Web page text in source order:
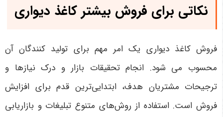
نکاتی برای فروش بیشتر کاغذ دیواری
فروش کاغذ دیواری یک امر مهم برای تولید کنندگان آن
محسوب می شود. انجام تحقیقات بازار و درک نیازها و
ترجیحات مشتریان هدف، ابتدایی‌ترین قدم برای افزایش
فروش است. استفاده از روش‌های متنوع تبلیغات و بازاریابی